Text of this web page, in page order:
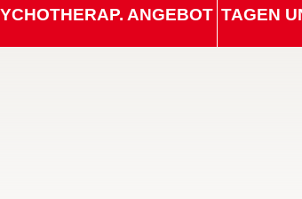
ANGEBOT TAGEN